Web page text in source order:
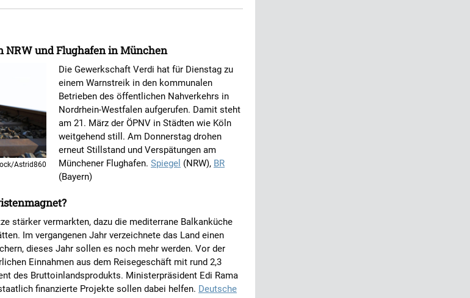
und Flughafen in München
Astrid860
Die Gewerkschaft Verdi hat für Dienstag zu
einem Warnstreik in den kommunalen
Betrieben des öffentlichen Nahverkehrs in
Nordrhein-Westfalen aufgerufen. Damit steht
am 21. März der ÖPNV in Städten wie Köln
weitgehend still. Am Donnerstag drohen
erneut Stillstand und Verspätungen am
Münchener Flughafen. Spiegel (NRW), BR
(Bayern)
stärker vermarkten, dazu die mediterrane Balkanküche
Im vergangenen Jahr verzeichnete das Land einen
dieses Jahr sollen es noch mehr werden. Vor der
Einnahmen aus dem Reisegeschäft mit rund 2,3
des Bruttoinlandsprodukts. Ministerpräsident Edi Rama
finanzierte Projekte sollen dabei helfen. Deutsche